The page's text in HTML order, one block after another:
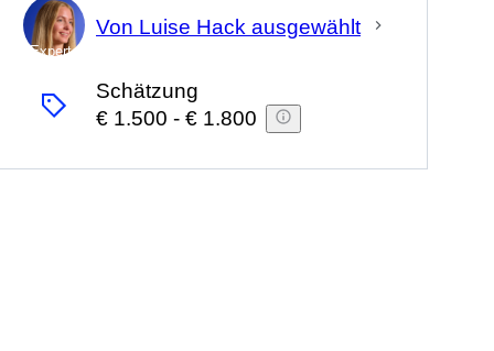
Experte
Von Luise Hack ausgewählt
Schätzung
€ 1.500 - € 1.800